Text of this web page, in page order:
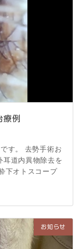
療例
す。 去勢手術お
耳道内異物除去を
下オトスコープ
お知らせ